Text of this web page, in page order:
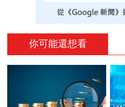
你可能還想看